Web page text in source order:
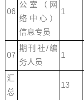
06
公室（网
络中心）
信息专员
1
07
期刊社/编
务人员
1
汇
总
13